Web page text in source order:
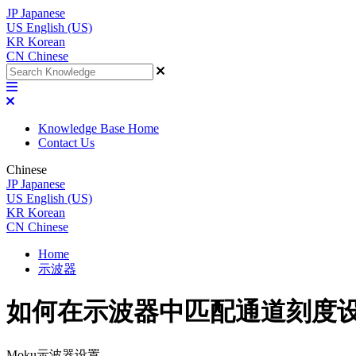
JP Japanese
US English (US)
KR Korean
CN Chinese
Knowledge Base Home
Contact Us
Chinese
JP Japanese
US English (US)
KR Korean
CN Chinese
Home
示波器
如何在示波器中匹配通道刻度